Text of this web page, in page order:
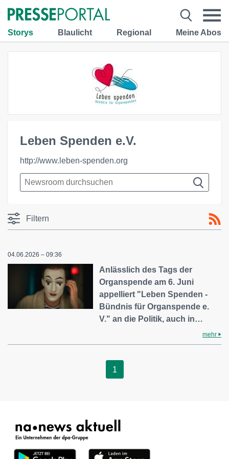
Storys Blaulicht Regional Meine Abos
Leben Spenden e.V.
http://www.leben-spenden.org
Filtern
04.06.2026 – 09:36
Anlässlich des Tags der
Organspende am 6. Juni
appelliert "Leben Spenden -
Bündnis für Organspende e.
V." an die Politik, auch in…
mehr
1